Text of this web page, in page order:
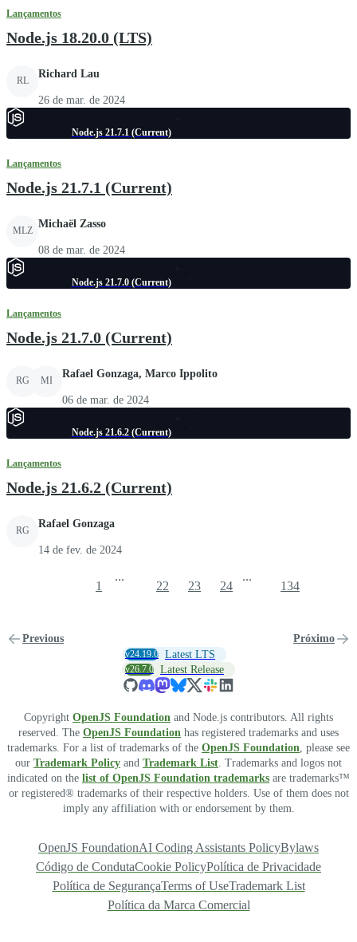
Lançamentos
Node.js 18.20.0 (LTS)
RL
Richard Lau
26 de mar. de 2024
Node.js 21.7.1 (Current)
Lançamentos
Node.js 21.7.1 (Current)
MLZ
Michaël Zasso
08 de mar. de 2024
Node.js 21.7.0 (Current)
Lançamentos
Node.js 21.7.0 (Current)
RG MI
Rafael Gonzaga, Marco Ippolito
06 de mar. de 2024
Node.js 21.6.2 (Current)
Lançamentos
Node.js 21.6.2 (Current)
RG
Rafael Gonzaga
14 de fev. de 2024
Previous
1
...
22 23 24
...
134
Próximo
v24.19.0 Latest LTS
v26.7.0 Latest Release
Copyright OpenJS Foundation and Node.js contributors. All rights
reserved. The OpenJS Foundation has registered trademarks and uses
trademarks. For a list of trademarks of the OpenJS Foundation , please see
our Trademark Policy and Trademark List . Trademarks and logos not
indicated on the list of OpenJS Foundation trademarks are trademarks™
or registered® trademarks of their respective holders. Use of them does not
imply any affiliation with or endorsement by them.
OpenJS FoundationAI Coding Assistants PolicyBylaws
Código de CondutaCookie PolicyPolítica de Privacidade
Política de SegurançaTerms of UseTrademark List
Política da Marca Comercial